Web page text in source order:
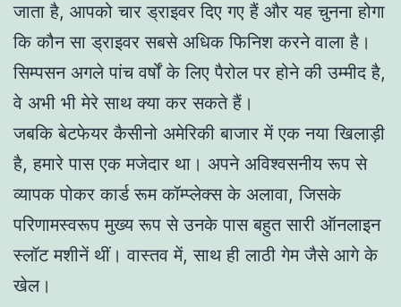
जाता है, आपको चार ड्राइवर दिए गए हैं और यह चुनना होगा
कि कौन सा ड्राइवर सबसे अधिक फिनिश करने वाला है।
सिम्पसन अगले पांच वर्षों के लिए पैरोल पर होने की उम्मीद है,
वे अभी भी मेरे साथ क्या कर सकते हैं।
जबकि बेटफेयर कैसीनो अमेरिकी बाजार में एक नया खिलाड़ी
है, हमारे पास एक मजेदार था। अपने अविश्वसनीय रूप से
व्यापक पोकर कार्ड रूम कॉम्प्लेक्स के अलावा, जिसके
परिणामस्वरूप मुख्य रूप से उनके पास बहुत सारी ऑनलाइन
स्लॉट मशीनें थीं। वास्तव में, साथ ही लाठी गेम जैसे आगे के
खेल।